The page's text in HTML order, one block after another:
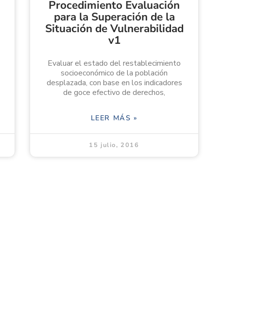
Procedimiento Evaluación
para la Superación de la
Situación de Vulnerabilidad
v1
Evaluar el estado del restablecimiento
socioeconómico de la población
desplazada, con base en los indicadores
de goce efectivo de derechos,
LEER MÁS »
15 julio, 2016